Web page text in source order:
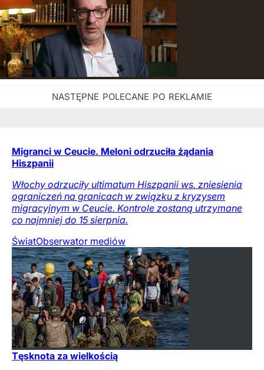
Migranci w Ceucie. Meloni odrzuciła żądania
Hiszpanii
Włochy odrzuciły ultimatum Hiszpanii ws. zniesienia
ograniczeń na granicach w związku z kryzysem
migracyjnym w Ceucie. Kontrole zostaną utrzymane
co najmniej do 15 sierpnia.
ŚwiatObserwator mediów
Tęsknota za wielkością